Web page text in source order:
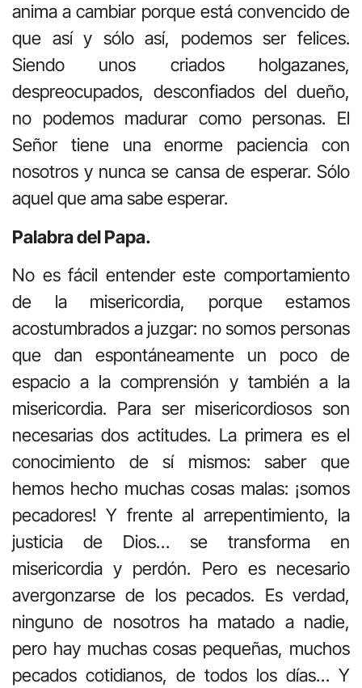
anima a cambiar porque está convencido de
que así y sólo así, podemos ser felices.
Siendo unos criados holgazanes,
despreocupados, desconfiados del dueño,
no podemos madurar como personas. El
Señor tiene una enorme paciencia con
nosotros y nunca se cansa de esperar. Sólo
aquel que ama sabe esperar.
Palabra del Papa.
No es fácil entender este comportamiento
de la misericordia, porque estamos
acostumbrados a juzgar: no somos personas
que dan espontáneamente un poco de
espacio a la comprensión y también a la
misericordia. Para ser misericordiosos son
necesarias dos actitudes. La primera es el
conocimiento de sí mismos: saber que
hemos hecho muchas cosas malas: ¡somos
pecadores! Y frente al arrepentimiento, la
justicia de Dios… se transforma en
misericordia y perdón. Pero es necesario
avergonzarse de los pecados. Es verdad,
ninguno de nosotros ha matado a nadie,
pero hay muchas cosas pequeñas, muchos
pecados cotidianos, de todos los días… Y